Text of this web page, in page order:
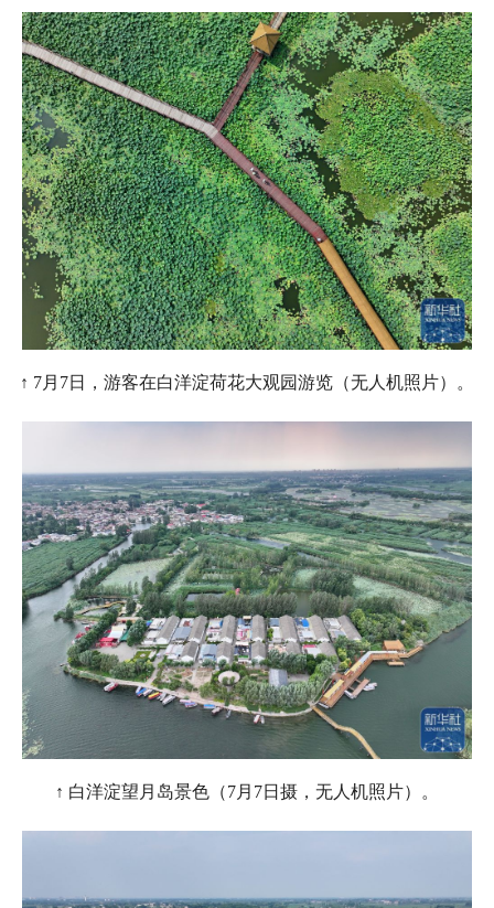
↑ 7月7日，游客在白洋淀荷花大观园游览（无人机照片）。
↑ 白洋淀望月岛景色（7月7日摄，无人机照片）。